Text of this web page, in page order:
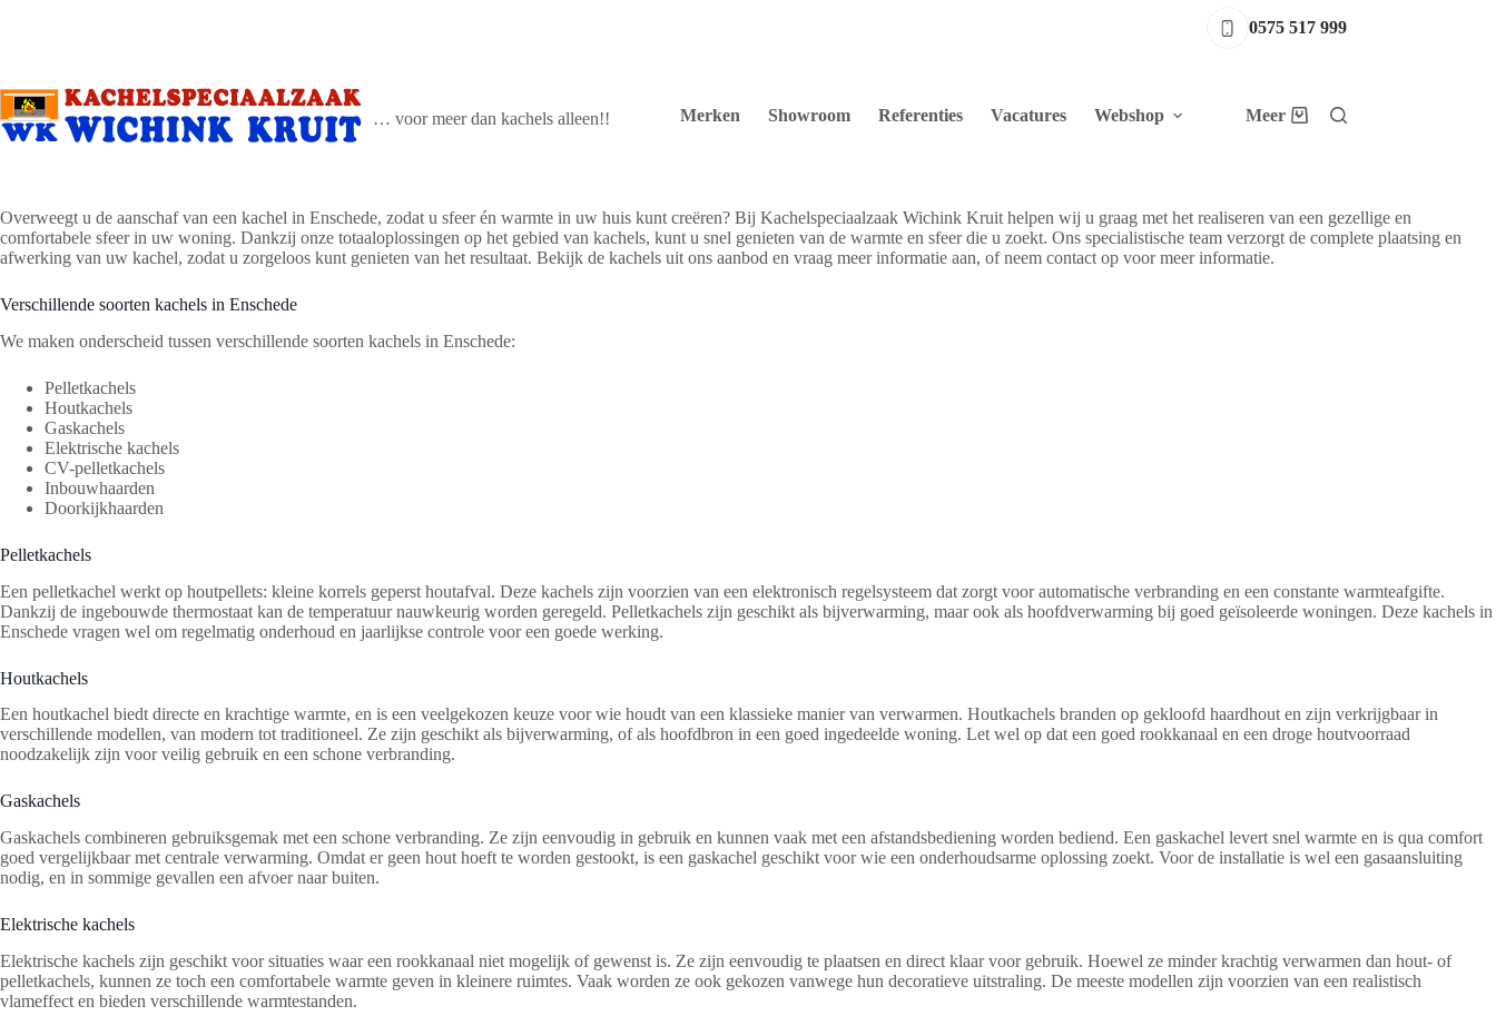
0575 517 999
… voor meer dan kachels alleen!! Merken Showroom Referenties Vacatures Webshop Meer Winkelwagen
Overweegt u de aanschaf van een kachel in Enschede, zodat u sfeer én warmte in uw huis kunt creëren? Bij Kachelspeciaalzaak Wichink Kruit helpen wij u graag met het realiseren van een gezellige en
comfortabele sfeer in uw woning. Dankzij onze totaaloplossingen op het gebied van kachels, kunt u snel genieten van de warmte en sfeer die u zoekt. Ons specialistische team verzorgt de complete plaatsing en
afwerking van uw kachel, zodat u zorgeloos kunt genieten van het resultaat. Bekijk de kachels uit ons aanbod en vraag meer informatie aan, of neem contact op voor meer informatie.
Verschillende soorten kachels in Enschede
We maken onderscheid tussen verschillende soorten kachels in Enschede:
Pelletkachels
Houtkachels
Gaskachels
Elektrische kachels
CV-pelletkachels
Inbouwhaarden
Doorkijkhaarden
Pelletkachels
Een pelletkachel werkt op houtpellets: kleine korrels geperst houtafval. Deze kachels zijn voorzien van een elektronisch regelsysteem dat zorgt voor automatische verbranding en een constante warmteafgifte.
Dankzij de ingebouwde thermostaat kan de temperatuur nauwkeurig worden geregeld. Pelletkachels zijn geschikt als bijverwarming, maar ook als hoofdverwarming bij goed geïsoleerde woningen. Deze kachels in
Enschede vragen wel om regelmatig onderhoud en jaarlijkse controle voor een goede werking.
Houtkachels
Een houtkachel biedt directe en krachtige warmte, en is een veelgekozen keuze voor wie houdt van een klassieke manier van verwarmen. Houtkachels branden op gekloofd haardhout en zijn verkrijgbaar in
verschillende modellen, van modern tot traditioneel. Ze zijn geschikt als bijverwarming, of als hoofdbron in een goed ingedeelde woning. Let wel op dat een goed rookkanaal en een droge houtvoorraad
noodzakelijk zijn voor veilig gebruik en een schone verbranding.
Gaskachels
Gaskachels combineren gebruiksgemak met een schone verbranding. Ze zijn eenvoudig in gebruik en kunnen vaak met een afstandsbediening worden bediend. Een gaskachel levert snel warmte en is qua comfort
goed vergelijkbaar met centrale verwarming. Omdat er geen hout hoeft te worden gestookt, is een gaskachel geschikt voor wie een onderhoudsarme oplossing zoekt. Voor de installatie is wel een gasaansluiting
nodig, en in sommige gevallen een afvoer naar buiten.
Elektrische kachels
Elektrische kachels zijn geschikt voor situaties waar een rookkanaal niet mogelijk of gewenst is. Ze zijn eenvoudig te plaatsen en direct klaar voor gebruik. Hoewel ze minder krachtig verwarmen dan hout- of
pelletkachels, kunnen ze toch een comfortabele warmte geven in kleinere ruimtes. Vaak worden ze ook gekozen vanwege hun decoratieve uitstraling. De meeste modellen zijn voorzien van een realistisch
vlameffect en bieden verschillende warmtestanden.